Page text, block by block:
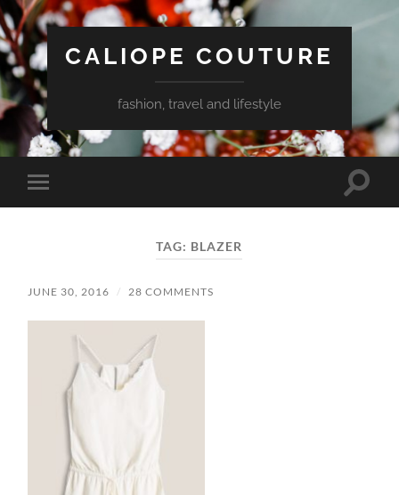
CALIOPE COUTURE
fashion, travel and lifestyle
Toggle
mobile
Toggle
TAG: BLAZER
JUNE 30, 2016 / 28 COMMENTS